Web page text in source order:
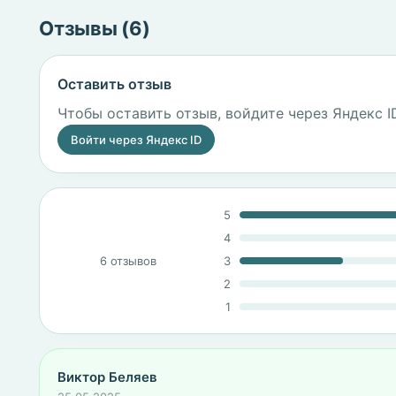
Отзывы (6)
Оставить отзыв
Чтобы оставить отзыв, войдите через Яндекс
Войти через Яндекс ID
6 отзывов
5
4
3
2
1
Виктор Беляев